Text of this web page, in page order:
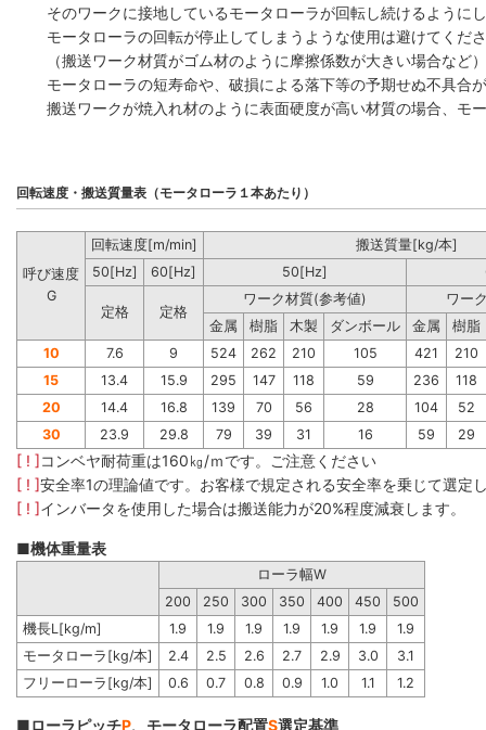
そのワークに接地しているモータローラが回転し続けるように
モータローラの回転が停止してしまうような使用は避けてくだ
（搬送ワーク材質がゴム材のように摩擦係数が大きい場合など）
モータローラの短寿命や、破損による落下等の予期せぬ不具合
搬送ワークが焼入れ材のように表面硬度が高い材質の場合、モ
回転速度・搬送質量表（モータローラ１本あたり）
呼び速度
G
回転速度[m/min]
搬送質量[kg/本]
50[Hz]
60[Hz] 50[Hz]
定格 定格
ワーク材質(参考値)
ワー
金属
樹脂 木製 ダンボール 金属
樹脂
10
7.6 9 524 262 210 105 421
210
15
13.4 15.9 295 147 118 59 236
118
20
14.4 16.8 139 70 56 28 104
52
30
23.9 29.8 79 39 31 16 59 29
[ ! ]コンベヤ耐荷重は160㎏/ｍです。ご注意ください
[ ! ]安全率1の理論値です。お客様で規定される安全率を乗じて選定
[ ! ]インバータを使用した場合は搬送能力が20%程度減衰します。
■機体重量表
ローラ幅W
200
250 300 350 400 450
500
機長L[kg/m]
1.9 1.9 1.9 1.9 1.9 1.9
1.9
モータローラ[kg/本]
2.4 2.5 2.6 2.7 2.9 3.0
3.1
フリーローラ[kg/本]
0.6 0.7 0.8 0.9 1.0 1.1 1.2
■ローラピッチP、モータローラ配置S選定基準